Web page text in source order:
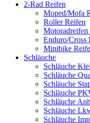
2-Rad Reifen
Moped/Mofa
Roller Reifen
Motoradreifen
Enduro/Cross
Minibike
Schläuche
Schläuche
Schläuche
Schläuche
Schläuche
Schläuche
Schläuche
Schläuche